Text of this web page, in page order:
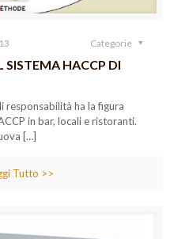
Categorie
SISTEMA HACCP DI
responsabilità ha la figura
in bar, locali e ristoranti.
[…]
Tutto >>